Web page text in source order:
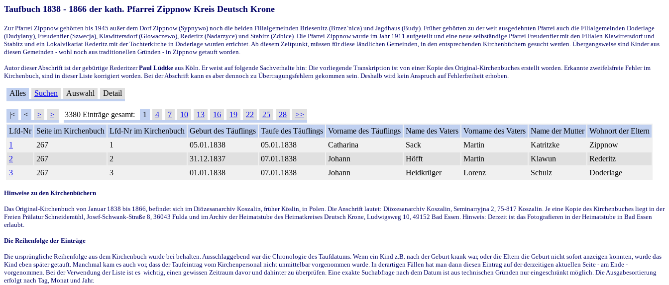
Taufbuch 1838 - 1866 der kath. Pfarrei Zippnow Kreis Deutsch Krone
Zur Pfarrei Zippnow gehörten bis 1945 außer dem Dorf Zippnow (Sypnywo) noch die beiden Filialgemeinden Briesenitz (Brzez`nica) und Jagdhaus (Budy). Früher gehörten zu der weit ausgedehnten Pfarrei auch die Filialgemeinden Doderlage
(Dudylany), Freudenfier (Szwecja), Klawittersdorf (Glowaczewo), Rederitz (Nadarzyce) und Stabitz (Zdbice). Die Pfarrei Zippnow wurde im Jahr 1911 aufgeteilt und eine neue selbständige Pfarrei Freudenfier mit den Filialen Klawittersdorf und
Stabitz und ein Lokalvikariat Rederitz mit der Tochterkirche in Doderlage wurden errichtet. Ab diesem Zeitpunkt, müssen für diese ländlichen Gemeinden, in den entsprechenden Kirchenbüchern gesucht werden. Übergangsweise sind Kinder aus
diesen Gemeinden - wohl noch aus traditionellen Gründen - in Zippnow getauft worden.
Autor dieser Abschrift ist der gebürtige RederitzerPaul Lüdtke aus Köln. Er weist auf folgende Sachverhalte hin: Die vorliegende Transkription ist von einer Kopie des Original-Kirchenbuches erstellt worden. Erkannte zweifelsfreie Fehler im
Kirchenbuch, sind in dieser Liste korrigiert worden. Bei der Abschrift kann es aber dennoch zu Übertragungsfehlern gekommen sein. Deshalb wird kein Anspruch auf Fehlerfreiheit erhoben.
Alles Suchen Auswahl Detail
|< < > >| 3380 Einträge gesamt: 1 4 7 10 13 16 19 22 25 28
>>
Lfd-Nr
Seite im Kirchenbuch Lfd-Nr im Kirchenbuch Geburt des Täuflings Taufe des Täuflings Vorname des Täuflings Name des Vaters Vorname des Vaters Name der Mutter Wohnort der Eltern
1
267 1 05.01.1838 05.01.1838 Catharina Sack Martin Katritzke
Zippnow
2
267 2 31.12.1837 07.01.1838 Johann Höfft Martin Klawun
Rederitz
3
267 3 01.01.1838 07.01.1838 Johann Heidkrüger Lorenz Schulz Doderlage
Hinweise zu den Kirchenbüchern
Das Original-Kirchenbuch von Januar 1838 bis 1866, befindet sich im Diözesanarchiv Koszalin, früher Köslin, in Polen. Die Anschrift lautet: Diözesanarchiv Koszalin, Seminarryjna 2, 75-817 Koszalin. Je eine Kopie des Kirchenbuches liegt in der
Freien Prälatur Schneidemühl, Josef-Schwank-Straße 8, 36043 Fulda und im Archiv der Heimatstube des Heimatkreises Deutsch Krone, Ludwigsweg 10, 49152 Bad Essen. Hinweis: Derzeit ist das Fotografieren in der Heimatstube in Bad Essen
erlaubt.
Die Reihenfolge der Einträge
Die ursprüngliche Reihenfolge aus dem Kirchenbuch wurde bei behalten. Ausschlaggebend war die Chronologie des Taufdatums. Wenn ein Kind z.B. nach der Geburt krank war, oder die Eltern die Geburt nicht sofort anzeigen konnten, wurde das
Kind eben später getauft. Manchmal kam es auch vor, dass der Taufeintrag vom Kirchenpersonal nicht unmittelbar vorgenommen wurde. In derartigen Fällen hat man dann diesen Eintrag auf der derzeitigen aktuellen Seite - am Ende -
vorgenommen. Bei der Verwendung der Liste ist es wichtig, einen gewissen Zeitraum davor und dahinter zu überprüfen. Eine exakte Suchabfrage nach dem Datum ist aus technischen Gründen nur eingeschränkt möglich. Die Ausgabesortierung
erfolgt nach Tag, Monat und Jahr.